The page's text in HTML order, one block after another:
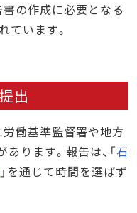
の作成に必要となる
ています。
出
働基準監督署や地方
ります。報告は、「石
」を通じて時間を選ばず